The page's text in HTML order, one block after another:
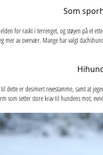
Som
for raskt i terrenget, og støyen på et
mer av overvær. Mange har valgt
dette er desimert revestamme, samt at
som setter store krav til hundens mot,